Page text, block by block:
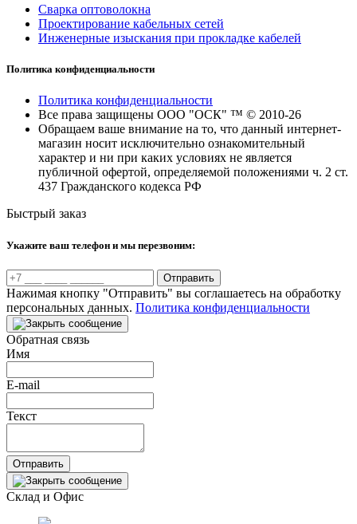
Сварка оптоволокна
Проектирование кабельных сетей
Инженерные изыскания при прокладке кабелей
Политика конфиденциальности
Политика конфиденциальности
Все права защищены ООО "ОСК" ™ © 2010-26
Обращаем ваше внимание на то, что данный интернет-
магазин носит исключительно ознакомительный
характер и ни при каких условиях не является
публичной офертой, определяемой положениями ч. 2 ст.
437 Гражданского кодекса РФ
Быстрый заказ
Укажите ваш телефон и мы перезвоним:
Отправить
Нажимая кнопку "Отправить" вы соглашаетесь на обработку
персональных данных. Политика конфиденциальности
Обратная связь
Имя
E-mail
Текст
Отправить
Склад и Офис